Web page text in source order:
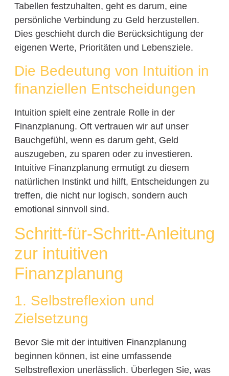
Tabellen festzuhalten, geht es darum, eine
persönliche Verbindung zu Geld herzustellen.
Dies geschieht durch die Berücksichtigung der
eigenen Werte, Prioritäten und Lebensziele.
Die Bedeutung von Intuition in
finanziellen Entscheidungen
Intuition spielt eine zentrale Rolle in der
Finanzplanung. Oft vertrauen wir auf unser
Bauchgefühl, wenn es darum geht, Geld
auszugeben, zu sparen oder zu investieren.
Intuitive Finanzplanung ermutigt zu diesem
natürlichen Instinkt und hilft, Entscheidungen zu
treffen, die nicht nur logisch, sondern auch
emotional sinnvoll sind.
Schritt-für-Schritt-Anleitung
zur intuitiven
Finanzplanung
1. Selbstreflexion und
Zielsetzung
Bevor Sie mit der intuitiven Finanzplanung
beginnen können, ist eine umfassende
Selbstreflexion unerlässlich. Überlegen Sie, was